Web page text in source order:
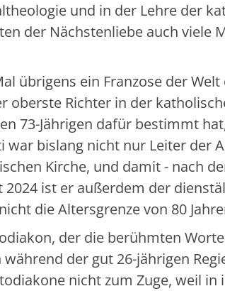
und in der Lehre der
der Nächstenliebe auch viele
übrigens ein Franzose der
oberste Richter in der
73-Jährigen dafür bestimmt
bislang nicht nur Leiter der
Kirche, und damit - nach
ist er außerdem der
die Altersgrenze von 80
der die berühmten
der gut 26-jährigen
nicht zum Zuge, weil